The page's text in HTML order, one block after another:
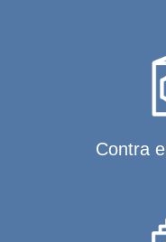
Contra